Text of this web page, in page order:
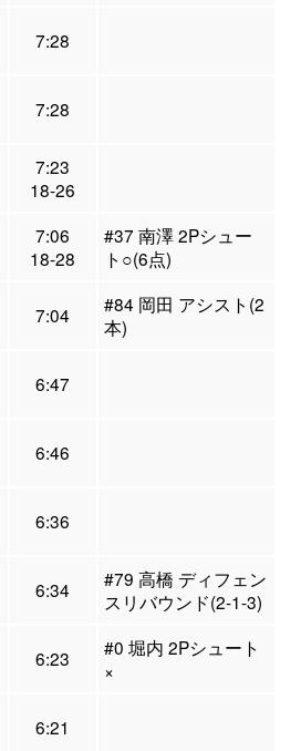
7:28
7:28
7:23
18-26
7:06
18-28
#37 南澤 2Pシュー
ト○(6点)
7:04
#84 岡田 アシスト(2
本)
6:47
6:46
6:36
6:34
#79 高橋 ディフェン
スリバウンド(2-1-3)
6:23
#0 堀内 2Pシュート
×
6:21